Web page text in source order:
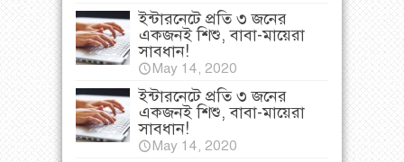
ইন্টারনেটে প্রতি ৩ জনের
একজনই শিশু, বাবা-মায়েরা
সাবধান!
May 14, 2020
ইন্টারনেটে প্রতি ৩ জনের
একজনই শিশু, বাবা-মায়েরা
সাবধান!
May 14, 2020